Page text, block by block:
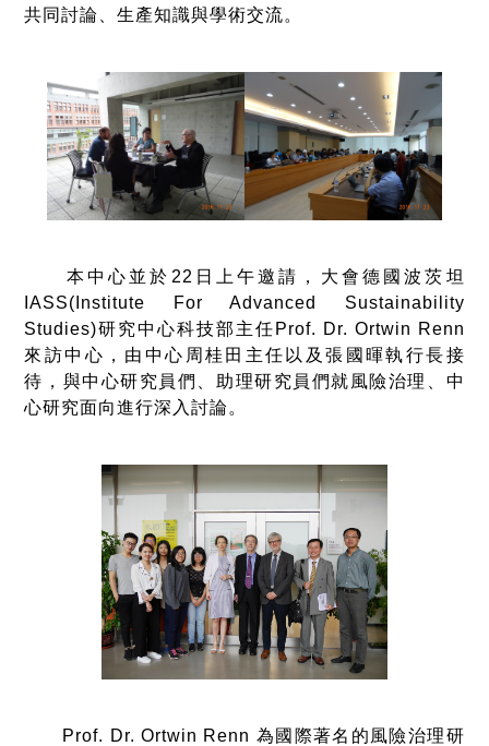
共同討論、生產知識與學術交流。
本中心並於22日上午邀請，大會德國波茨坦
IASS(Institute For Advanced Sustainability
Studies)研究中心科技部主任Prof. Dr. Ortwin Renn
來訪中心，由中心周桂田主任以及張國暉執行長接
待，與中心研究員們、助理研究員們就風險治理、中
心研究面向進行深入討論。
Prof. Dr. Ortwin Renn 為國際著名的風險治理研